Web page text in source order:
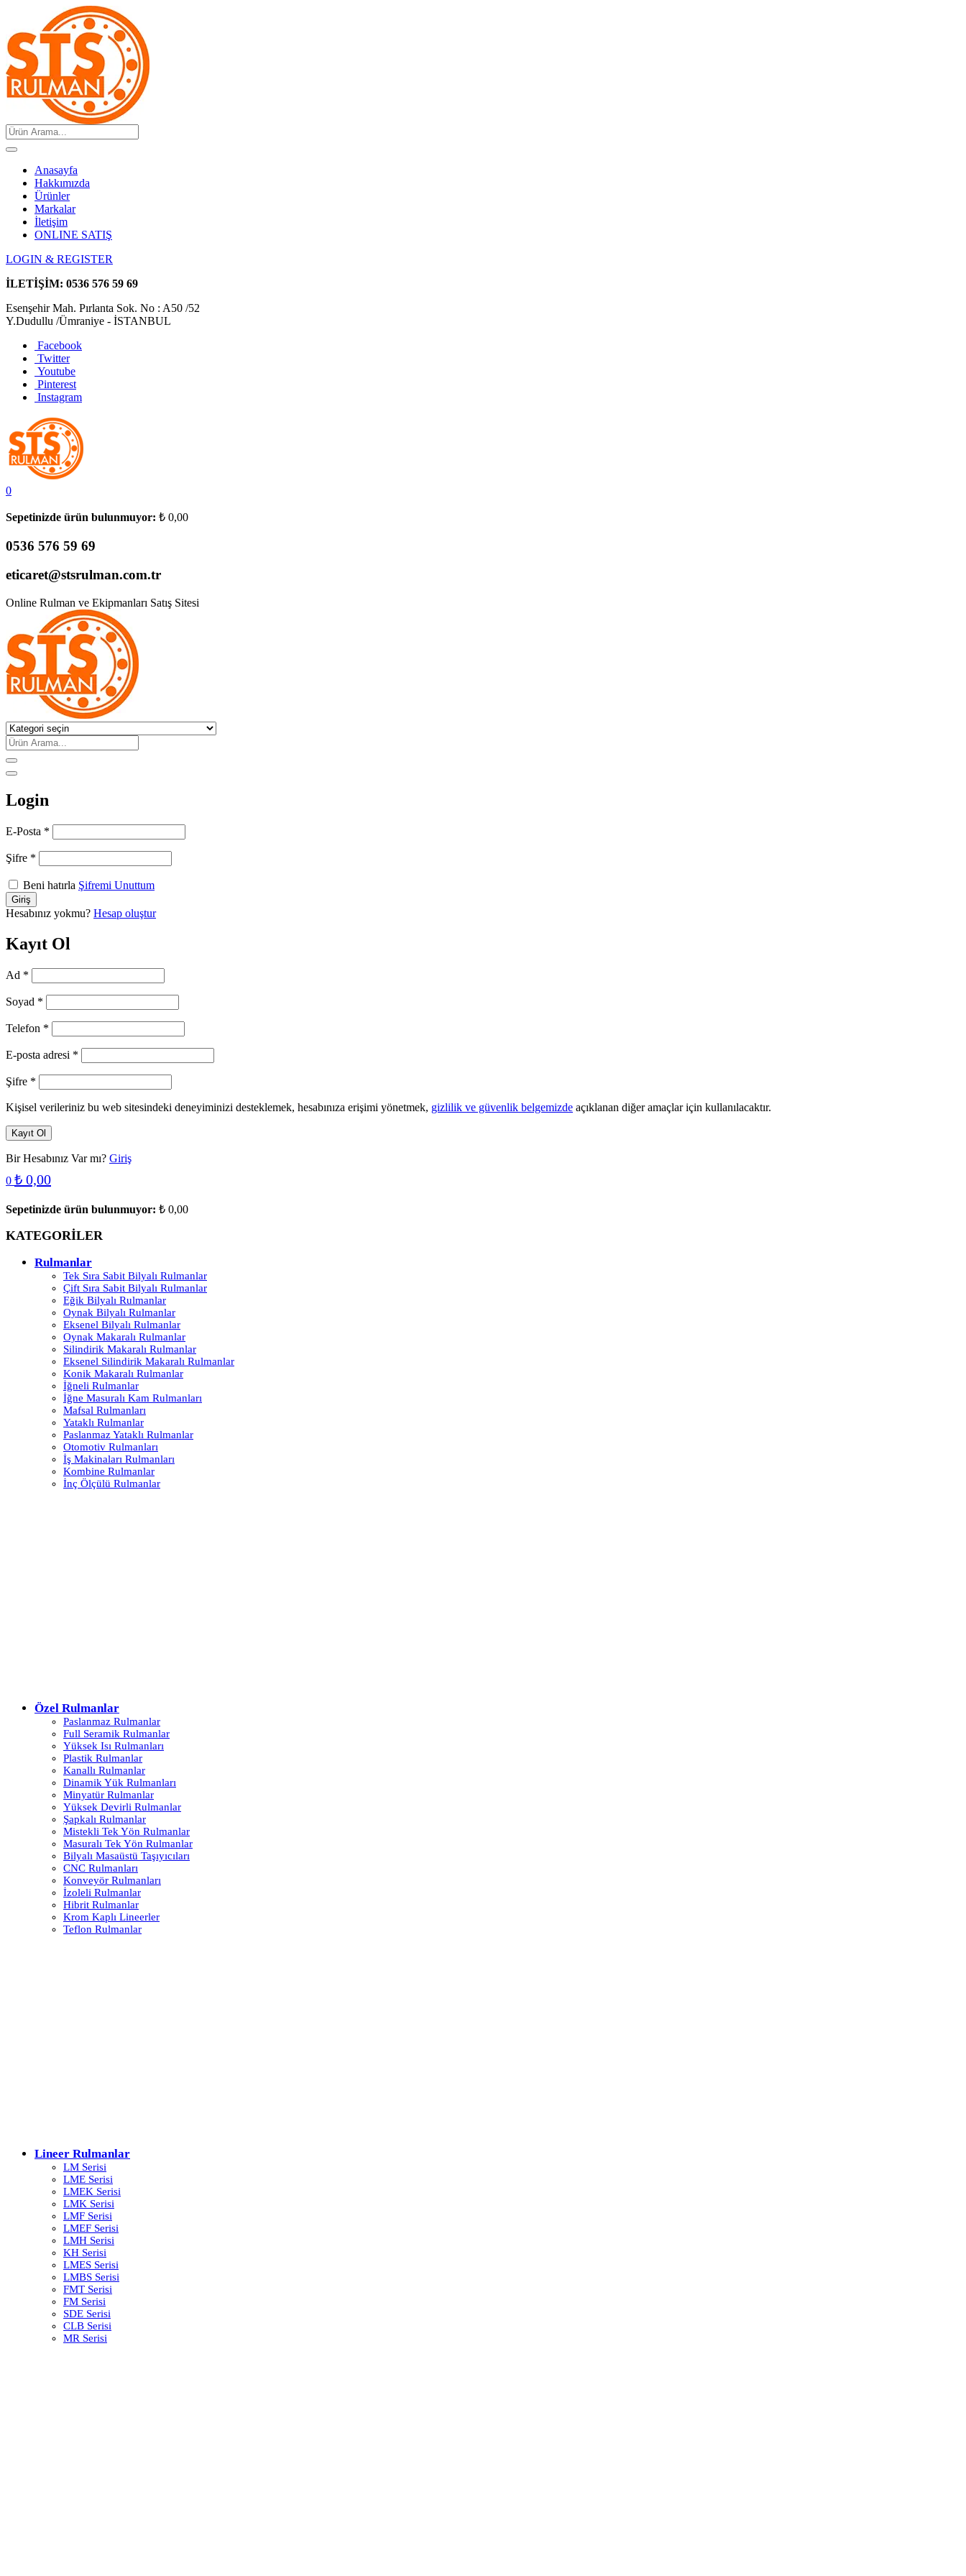
Anasayfa
Hakkımızda
Ürünler
Markalar
İletişim
ONLINE SATIŞ
LOGIN & REGISTER
İLETİŞİM: 0536 576 59 69
Esenşehir Mah. Pırlanta Sok. No : A50 /52
Y.Dudullu /Ümraniye - İSTANBUL
Facebook
Twitter
Youtube
Pinterest
Instagram
0
Sepetinizde ürün bulunmuyor: ₺ 0,00
0536 576 59 69
eticaret@stsrulman.com.tr
Online Rulman ve Ekipmanları Satış Sitesi
Login
E-Posta *
Şifre *
Beni hatırla Şifremi Unuttum
Hesabınız yokmu? Hesap oluştur
Kayıt Ol
Ad *
Soyad *
Telefon *
E-posta adresi *
Şifre *
Kişisel verileriniz bu web sitesindeki deneyiminizi desteklemek, hesabınıza erişimi yönetmek, gizlilik ve güvenlik belgemizde açıklanan diğer amaçlar için kullanılacaktır.
Kayıt Ol
Bir Hesabınız Var mı? Giriş
0 ₺ 0,00
Sepetinizde ürün bulunmuyor: ₺ 0,00
KATEGORİLER
Rulmanlar
Tek Sıra Sabit Bilyalı Rulmanlar
Çift Sıra Sabit Bilyalı Rulmanlar
Eğik Bilyalı Rulmanlar
Oynak Bilyalı Rulmanlar
Eksenel Bilyalı Rulmanlar
Oynak Makaralı Rulmanlar
Silindirik Makaralı Rulmanlar
Eksenel Silindirik Makaralı Rulmanlar
Konik Makaralı Rulmanlar
İğneli Rulmanlar
İğne Masuralı Kam Rulmanları
Mafsal Rulmanları
Yataklı Rulmanlar
Paslanmaz Yataklı Rulmanlar
Otomotiv Rulmanları
İş Makinaları Rulmanları
Kombine Rulmanlar
İnç Ölçülü Rulmanlar
Özel Rulmanlar
Paslanmaz Rulmanlar
Full Seramik Rulmanlar
Yüksek Isı Rulmanları
Plastik Rulmanlar
Kanallı Rulmanlar
Dinamik Yük Rulmanları
Minyatür Rulmanlar
Yüksek Devirli Rulmanlar
Şapkalı Rulmanlar
Mistekli Tek Yön Rulmanlar
Masuralı Tek Yön Rulmanlar
Bilyalı Masaüstü Taşıyıcıları
CNC Rulmanları
Konveyör Rulmanları
İzoleli Rulmanlar
Hibrit Rulmanlar
Krom Kaplı Lineerler
Teflon Rulmanlar
Lineer Rulmanlar
LM Serisi
LME Serisi
LMEK Serisi
LMK Serisi
LMF Serisi
LMEF Serisi
LMH Serisi
KH Serisi
LMES Serisi
LMBS Serisi
FMT Serisi
FM Serisi
SDE Serisi
CLB Serisi
MR Serisi